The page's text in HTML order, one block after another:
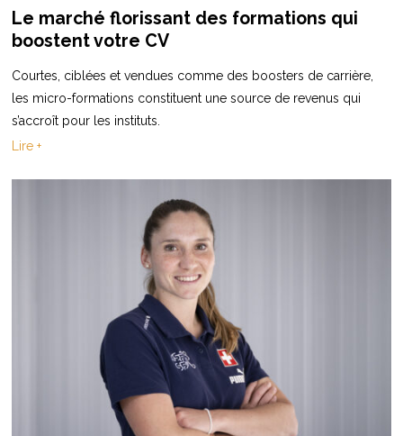
Le marché florissant des formations qui
boostent votre CV
Courtes, ciblées et vendues comme des boosters de carrière,
les micro-formations constituent une source de revenus qui
s’accroît pour les instituts.
Lire +